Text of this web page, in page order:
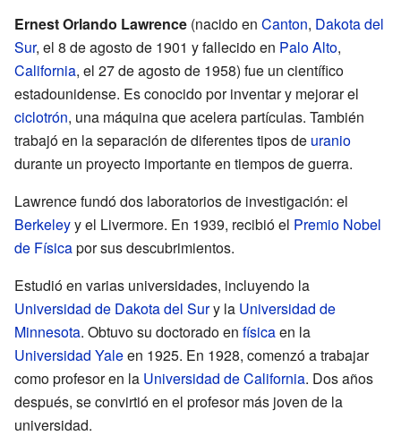
Ernest Orlando Lawrence (nacido en Canton, Dakota del
Sur, el 8 de agosto de 1901 y fallecido en Palo Alto,
California, el 27 de agosto de 1958) fue un científico
estadounidense. Es conocido por inventar y mejorar el
ciclotrón, una máquina que acelera partículas. También
trabajó en la separación de diferentes tipos de uranio
durante un proyecto importante en tiempos de guerra.
Lawrence fundó dos laboratorios de investigación: el
Berkeleyy el Livermore. En 1939, recibió el Premio Nobel
de Físicapor sus descubrimientos.
Estudió en varias universidades, incluyendo la
Universidad de Dakota del Sury la Universidad de
Minnesota. Obtuvo su doctorado en físicaen la
Universidad Yaleen 1925. En 1928, comenzó a trabajar
como profesor en la Universidad de California. Dos años
después, se convirtió en el profesor más joven de la
universidad.